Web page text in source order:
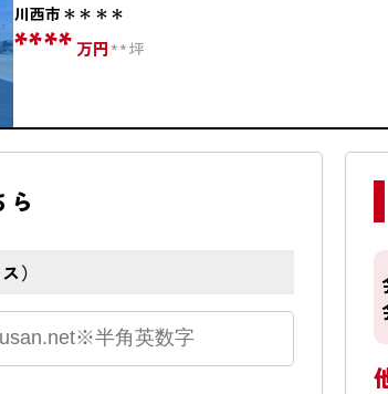
川西市＊＊＊＊
****万円 **坪
）